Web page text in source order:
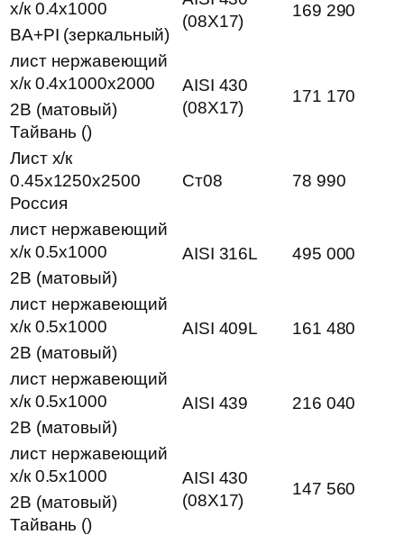
х/к 0.4х1000
(08Х17)
169 290
BA+PI (зеркальный)
лист нержавеющий
х/к 0.4х1000х2000
AISI 430
(08Х17)
171 170
2B (матовый)
Тайвань ()
Лист х/к
0.45х1250х2500
Россия
Ст08 78 990
лист нержавеющий
х/к 0.5х1000
AISI 316L
495 000
2B (матовый)
лист нержавеющий
х/к 0.5х1000
AISI 409L
161 480
2B (матовый)
лист нержавеющий
х/к 0.5х1000
AISI 439
216 040
2B (матовый)
лист нержавеющий
х/к 0.5х1000
AISI 430
(08Х17)
147 560
2B (матовый)
Тайвань ()